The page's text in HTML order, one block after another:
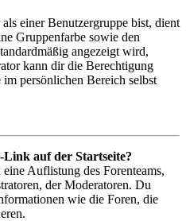
einer Benutzergruppe bist, dient
Gruppenfarbe sowie den
angezeigt wird,
kann dir die Berechtigung
persönlichen Bereich selbst
Link auf der Startseite?
Auflistung des Forenteams,
der Moderatoren. Du
wie die Foren, die